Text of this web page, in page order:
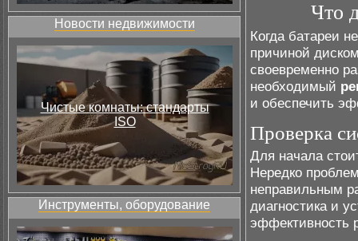
Новости недвижимости
Чистые комнаты: стандарты
ISO
Инструменты, оборудование
Что
Когда батареи
причиной
своевременно
необходимый
и обеспечить
Проверка
Для начала
Нередко
неправильным
диагностика и
эффективность